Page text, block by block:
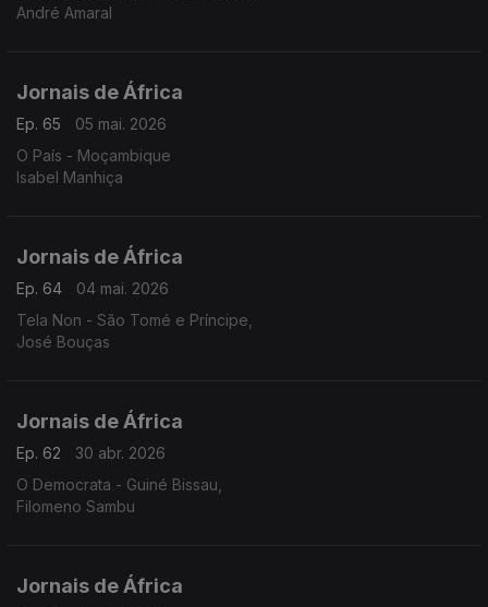
André Amaral
Jornais de África
Ep. 65
05 mai. 2026
O País - Moçambique
Isabel Manhiça
Jornais de África
Ep. 64
04 mai. 2026
Tela Non - São Tomé e Príncipe,
José Bouças
Jornais de África
Ep. 62
30 abr. 2026
O Democrata - Guiné Bissau,
Filomeno Sambu
Jornais de África